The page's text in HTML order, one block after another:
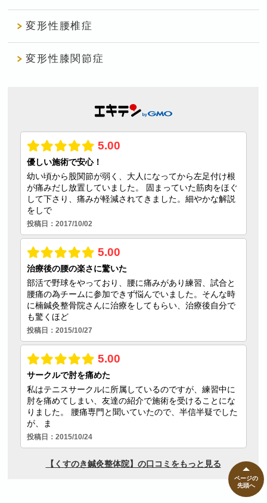
変形性腰椎症
変形性膝関節症
ページの
先頭へ